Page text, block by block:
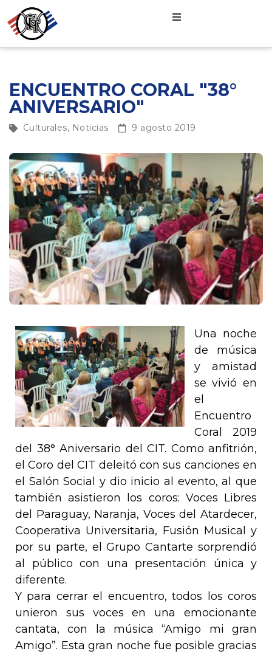
ENCUENTRO CORAL "38°
ANIVERSARIO"
Culturales, Noticias 9 agosto 2019
Una noche
de música
y amistad
se vivió en
el
Encuentro
Coral 2019
del 38° Aniversario del CIT. Como anfitrión,
el Coro del CIT deleitó con sus canciones en
el Salón Social y dio inicio al evento, al que
también asistieron los coros: Voces Libres
del Paraguay, Naranja, Voces del Atardecer,
Cooperativa Universitaria, Fusión Musical y
por su parte, el Grupo Cantarte sorprendió
al público con una presentación única y
diferente.
Y para cerrar el encuentro, todos los coros
unieron sus voces en una emocionante
cantata, con la música “Amigo mi gran
Amigo”. Esta gran noche fue posible gracias